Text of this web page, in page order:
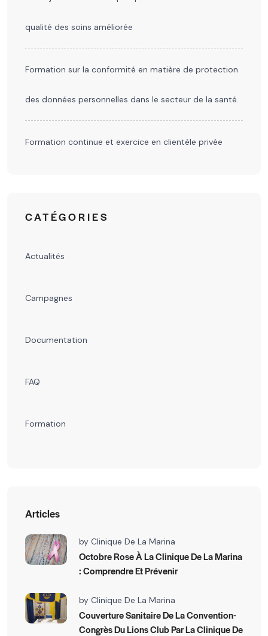
qualité des soins améliorée
Formation sur la conformité en matière de protection
des données personnelles dans le secteur de la santé.
Formation continue et exercice en clientèle privée
CATÉGORIES
Actualités
Campagnes
Documentation
FAQ
Formation
Articles
by Clinique De La Marina
Octobre Rose À La Clinique De La Marina
: Comprendre Et Prévenir
by Clinique De La Marina
Couverture Sanitaire De La Convention-
Congrès Du Lions Club Par La Clinique De